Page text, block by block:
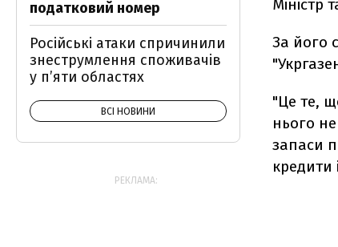
Міністр
За його
"Це те,
нього
запаси
кредити
податковий номер
Російські атаки спричинили
знеструмлення споживачів
у п’яти областях
ВСІ НОВИНИ
РЕКЛАМА: